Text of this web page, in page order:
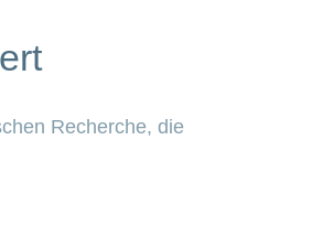
Recherche, die